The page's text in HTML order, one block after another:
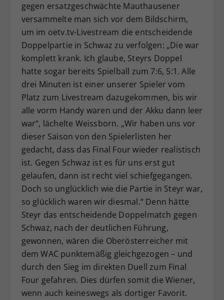
gegen ersatzgeschwächte Mauthausener
versammelte man sich vor dem Bildschirm,
um im oetv.tv-Livestream die entscheidende
Doppelpartie in Schwaz zu verfolgen: „Die war
komplett krank. Ich glaube, Steyrs Doppel
hatte sogar bereits Spielball zum 7:6, 5:1. Alle
drei Minuten ist einer unserer Spieler vom
Platz zum Livestream dazugekommen, bis wir
alle vorm Handy waren und der Akku dann leer
war“, lächelte Weissborn. „Wir haben uns vor
dieser Saison von den Spielerlisten her
gedacht, dass das Final Four wieder realistisch
ist. Gegen Schwaz ist es für uns erst gut
gelaufen, dann ist recht viel schiefgegangen.
Doch so unglücklich wie die Partie in Steyr war,
so glücklich waren wir diesmal.“ Denn hätte
Steyr das entscheidende Doppelmatch gegen
Schwaz, nach der deutlichen Führung,
gewonnen, wären die Oberösterreicher mit
dem WAC punktemäßig gleichgezogen – und
durch den Sieg im direkten Duell zum Final
Four gefahren. Dies dürfen somit die Wiener,
wenn auch keineswegs als dortiger Favorit.